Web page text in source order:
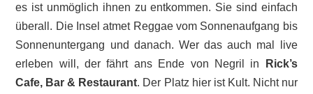
es ist unmöglich ihnen zu entkommen. Sie sind einfach
überall. Die Insel atmet Reggae vom Sonnenaufgang bis
Sonnenuntergang und danach. Wer das auch mal live
erleben will, der fährt ans Ende von Negril in
Rick’s
Cafe, Bar & Restaurant. Der Platz hier ist Kult. Nicht nur